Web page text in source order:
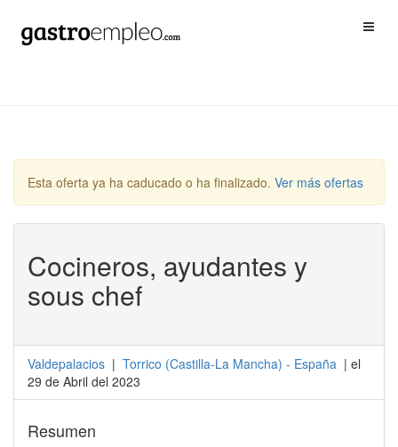
Esta oferta ya ha caducado o ha finalizado. Ver más ofertas
Cocineros, ayudantes y
sous chef
Valdepalacios | Torrico (Castilla-La Mancha) - España | el
29 de Abril del 2023
Resumen